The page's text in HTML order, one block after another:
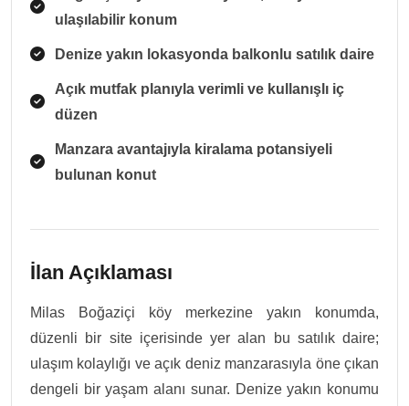
ulaşılabilir konum
Denize yakın lokasyonda balkonlu satılık daire
Açık mutfak planıyla verimli ve kullanışlı iç
düzen
Manzara avantajıyla kiralama potansiyeli
bulunan konut
İlan Açıklaması
Milas Boğaziçi köy merkezine yakın konumda,
düzenli bir site içerisinde yer alan bu satılık daire;
ulaşım kolaylığı ve açık deniz manzarasıyla öne çıkan
dengeli bir yaşam alanı sunar. Denize yakın konumu